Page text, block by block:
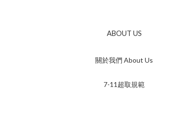
ABOUT US
關於我們 About Us
7-11超取規範